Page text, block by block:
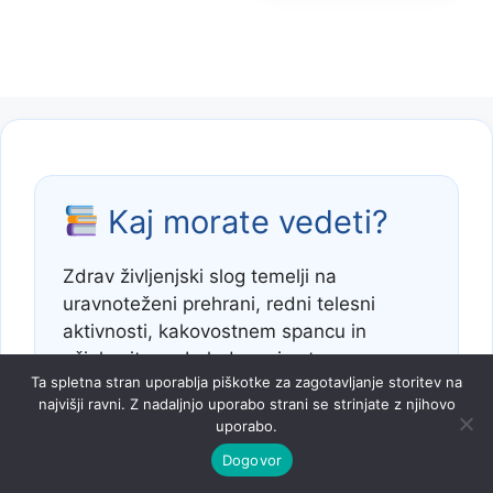
Kaj morate vedeti?
Zdrav življenjski slog temelji na
uravnoteženi prehrani, redni telesni
aktivnosti, kakovostnem spancu in
učinkovitem obvladovanju stresa.
Kombinacija teh dejavnikov pomembno
vpliva na splošno počutje, raven energije
in dolgoročno zdravje.
Ta spletna stran uporablja piškotke za zagotavljanje storitev na
najvišji ravni. Z nadaljnjo uporabo strani se strinjate z njihovo
uporabo.
Dogovor